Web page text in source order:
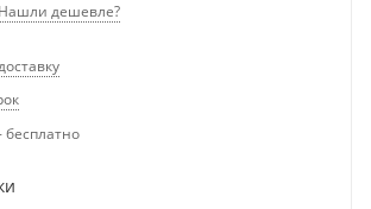
Нашли дешевле?